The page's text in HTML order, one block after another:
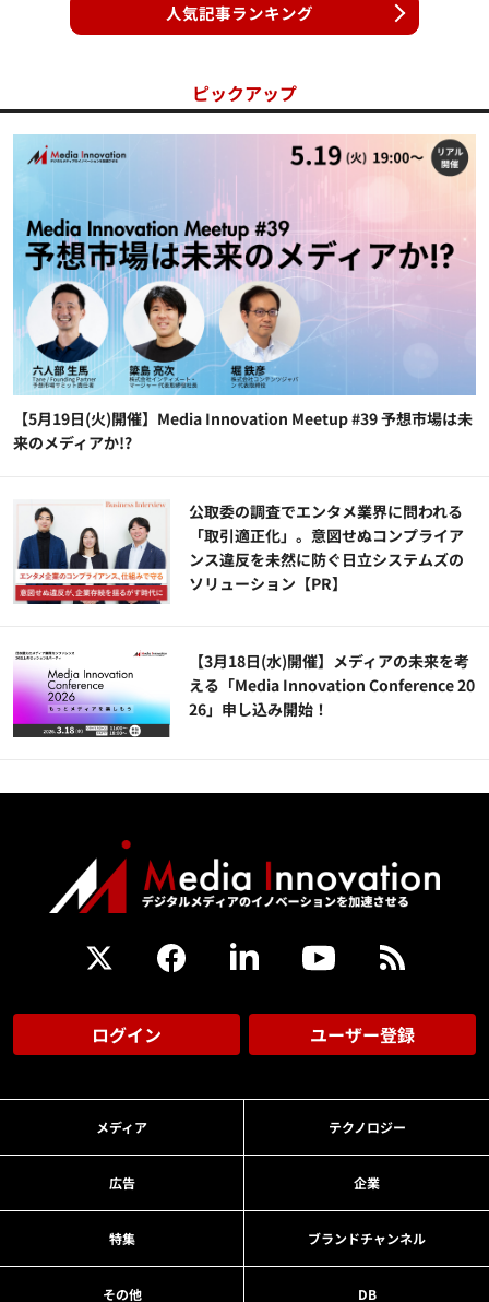
人気記事ランキング
ピックアップ
【5月19日(火)開催】Media Innovation Meetup #39 予想市場は未
来のメディアか!?
公​​取委の調査でエンタメ業界に問われる
「取引適正化」。意図せぬコンプライア
ンス違反を未然に防ぐ日立システムズの
ソリューション​【PR】
【3月18日(水)開催】メディアの未来を考
える「Media Innovation Conference 20
26」申し込み開始！
ログイン ユーザー登録
メディア テクノロジー
広告 企業
特集 ブランドチャンネル
その他 DB